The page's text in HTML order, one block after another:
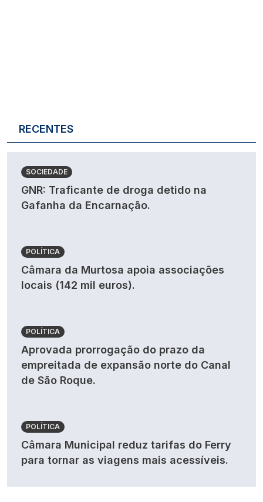
RECENTES
SOCIEDADE
GNR: Traficante de droga detido na
Gafanha da Encarnação.
POLÍTICA
Câmara da Murtosa apoia associações
locais (142 mil euros).
POLÍTICA
Aprovada prorrogação do prazo da
empreitada de expansão norte do Canal
de São Roque.
POLÍTICA
Câmara Municipal reduz tarifas do Ferry
para tornar as viagens mais acessíveis.